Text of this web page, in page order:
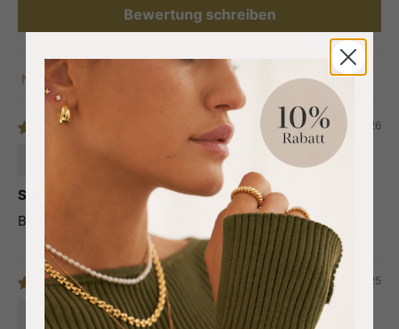
Bewertung schreiben
Sort by
14/03/26
Johanna R.
So elegant!
Bin hin und weg! Top, danke.
07/08/25
Sarah B.